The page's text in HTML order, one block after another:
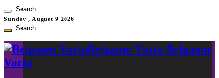
Sunday , August 9 2026
Belgaum Varta Belgaum
Varta